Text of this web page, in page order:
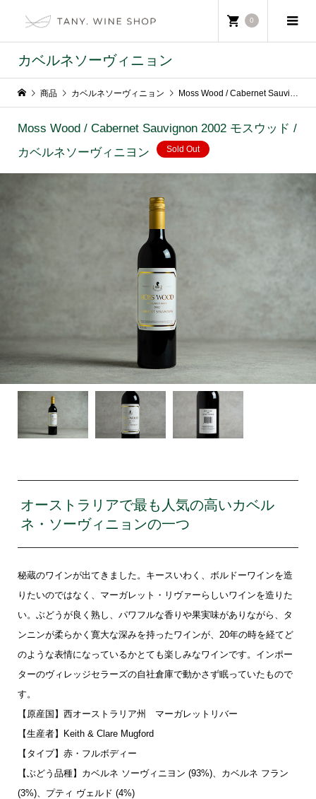
0
カベルネソーヴィニョン
商品 カベルネソーヴィニョン Moss Wood / Cabernet Sauvignon 2002 モスウッド / カベルネソーヴィニヨン
Moss Wood / Cabernet Sauvignon 2002 モスウッド /
カベルネソーヴィニヨン
Sold Out
オーストラリアで最も人気の高いカベル
ネ・ソーヴィニョンの一つ
秘蔵のワインが出てきました。キースいわく、ボルドーワインを造
りたいのではなく、マーガレット・リヴァーらしいワインを造りた
い。ぶどうが良く熟し、パワフルな香りや果実味がありながら、タ
ンニンが柔らかく寛大な深みを持ったワインが、20年の時を経てど
のような表情になっているかとても楽しみなワインです。インポー
ターのヴィレッジセラーズの自社倉庫で動かさず眠っていたもので
す。
【原産国】西オーストラリア州 マーガレットリバー
【生産者】Keith & Clare Mugford
【タイプ】赤・フルボディー
【ぶどう品種】カベルネ ソーヴィニヨン (93%)、カベルネ フラン
(3%)、プティ ヴェルド (4%)